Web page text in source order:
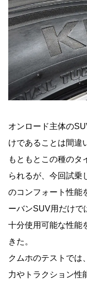
オンロード主体の
けであることは間違
もともとこの種のタ
られるが、今回試乗
のコンフォート性能
ーバンSUV用だけで
十分使用可能な性能
きた。
クムホのテストでは
力やトラクション性